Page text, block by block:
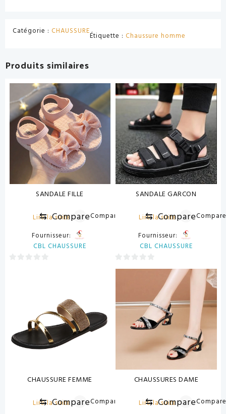
Catégorie : CHAUSSUREÉtiquette : Chaussure homme
Produits similaires
SANDALE FILLE
Lire la suite
⇆ CompareCompare
Fournisseur:
CBL CHAUSSURE
SANDALE GARCON
Lire la suite
⇆ Compare
Fournisseur:
CBL CHAUSSURE
0
CHAUSSURE FEMME
Lire la suite
⇆ CompareCompare
CHAUSSURES DAME
Lire la suite
⇆ Compare